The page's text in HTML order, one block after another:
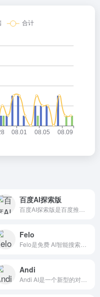
百度AI探索版
Felo
Andi